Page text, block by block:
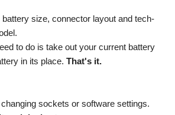
battery size, connector layout and tech-
to do is take out your current battery
in its place. That's it.
sockets or software settings.